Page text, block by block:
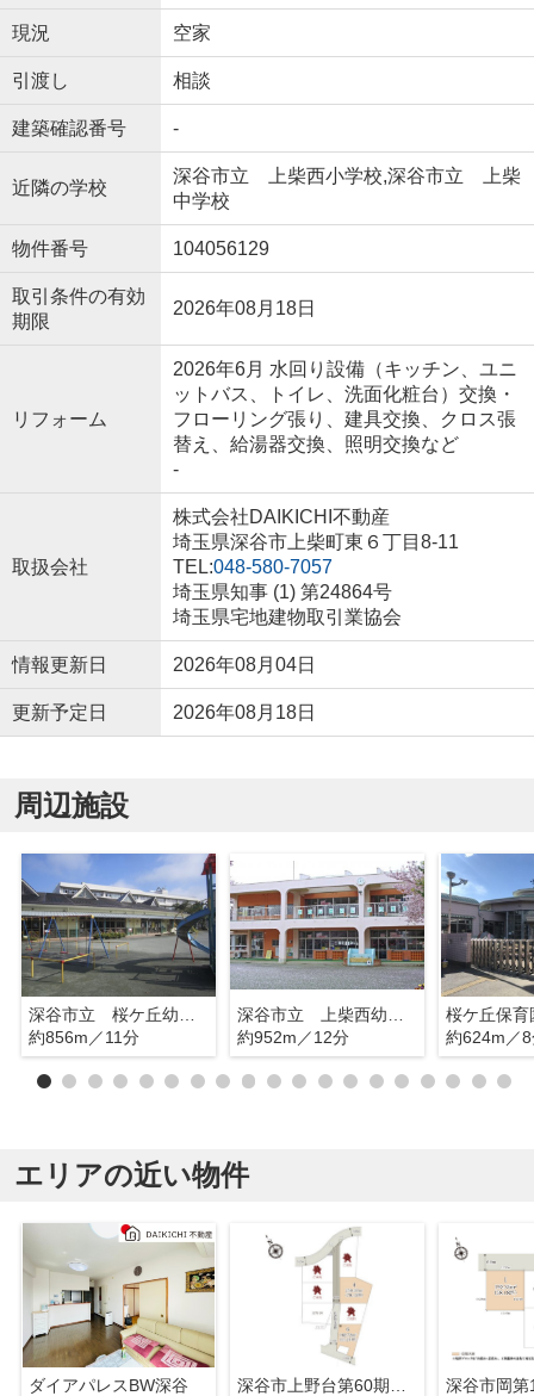
現況 空家
引渡し 相談
建築確認番号 -
近隣の学校
深谷市立 上柴西小学校,深谷市立 上柴
中学校
物件番号 104056129
取引条件の有効
期限
2026年08月18日
リフォーム
2026年6月 水回り設備（キッチン、ユニ
ットバス、トイレ、洗面化粧台）交換・
フローリング張り、建具交換、クロス張
替え、給湯器交換、照明交換など
-
取扱会社
株式会社DAIKICHI不動産
埼玉県深谷市上柴町東６丁目8-11
TEL:048-580-7057
埼玉県知事 (1) 第24864号
埼玉県宅地建物取引業協会
情報更新日 2026年08月04日
更新予定日 2026年08月18日
周辺施設
約856m／11分
約952m／12分
桜ケ丘保育
約624m／
エリアの近い物件
ダイアパレスBW深谷